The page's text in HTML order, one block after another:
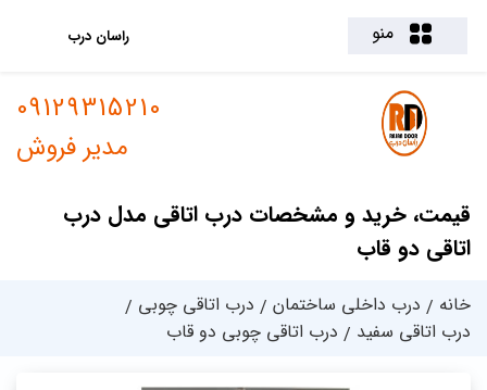
منو راسان درب
قیمت، خرید و مشخصات درب اتاقی مدل درب
اتاقی دو قاب
09129315210
مدیر فروش
خانه درب داخلی ساختمان
درب اتاقی چوبی
درب اتاقی سفید
درب اتاقی چوبی دو قاب